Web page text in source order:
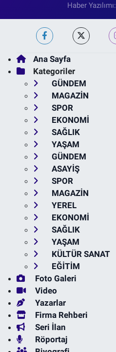
Haber Yazılımı:
Ana Sayfa
Kategoriler
GÜNDEM
MAGAZİN
SPOR
EKONOMİ
SAĞLIK
YAŞAM
GÜNDEM
ASAYİŞ
SPOR
MAGAZİN
YEREL
EKONOMİ
SAĞLIK
YAŞAM
KÜLTÜR SANAT
EĞİTİM
Foto Galeri
Video
Yazarlar
Firma Rehberi
Seri İlan
Röportaj